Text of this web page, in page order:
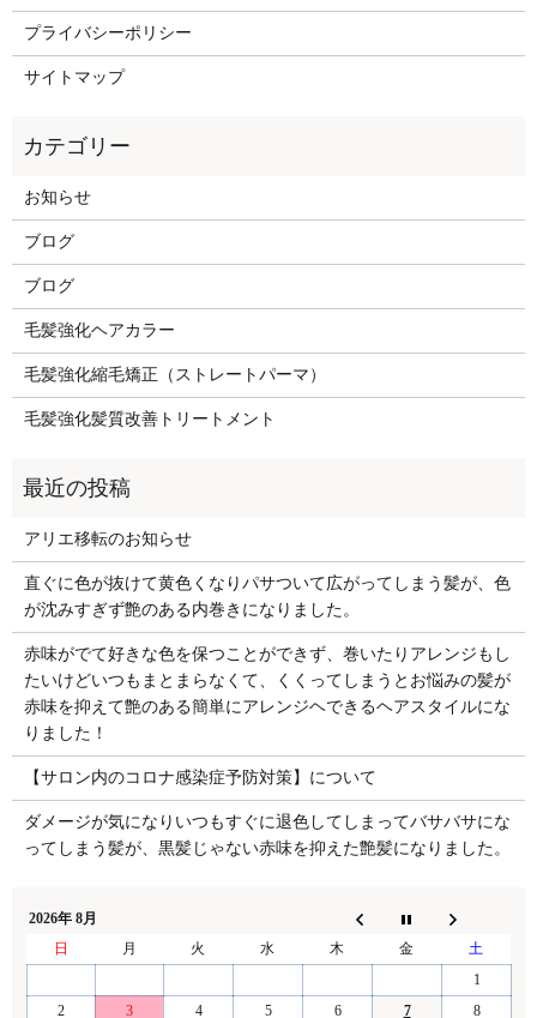
プライバシーポリシー
サイトマップ
お知らせ
ブログ
ブログ
毛髪強化ヘアカラー
毛髪強化縮毛矯正（ストレートパーマ）
毛髪強化髪質改善トリートメント
アリエ移転のお知らせ
直ぐに色が抜けて黄色くなりパサついて広がってしまう髪が、色
が沈みすぎず艶のある内巻きになりました。
赤味がでて好きな色を保つことができず、巻いたりアレンジもし
たいけどいつもまとまらなくて、くくってしまうとお悩みの髪が
赤味を抑えて艶のある簡単にアレンジヘできるヘアスタイルにな
りました！
【サロン内のコロナ感染症予防対策】について
ダメージが気になりいつもすぐに退色してしまってバサバサにな
ってしまう髪が、黒髪じゃない赤味を抑えた艶髪になりました。
2026年 8月
日
月 火 水 木 金
土
1
2
3 4 5 6 7 8